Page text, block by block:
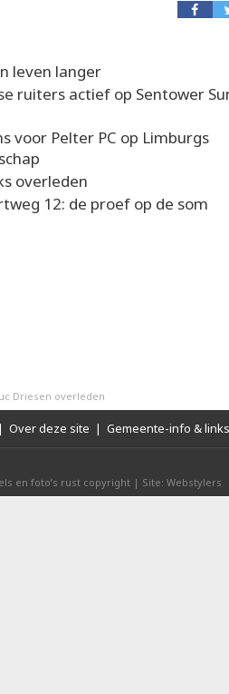
leven langer
ruiters actief op Sentower
voor Pelter PC op Limburgs
overleden
12: de proef op de som
Driesen overleden
| Over deze site | Gemeente-info & links
en foto’s rust copyright | Site: Webstylers